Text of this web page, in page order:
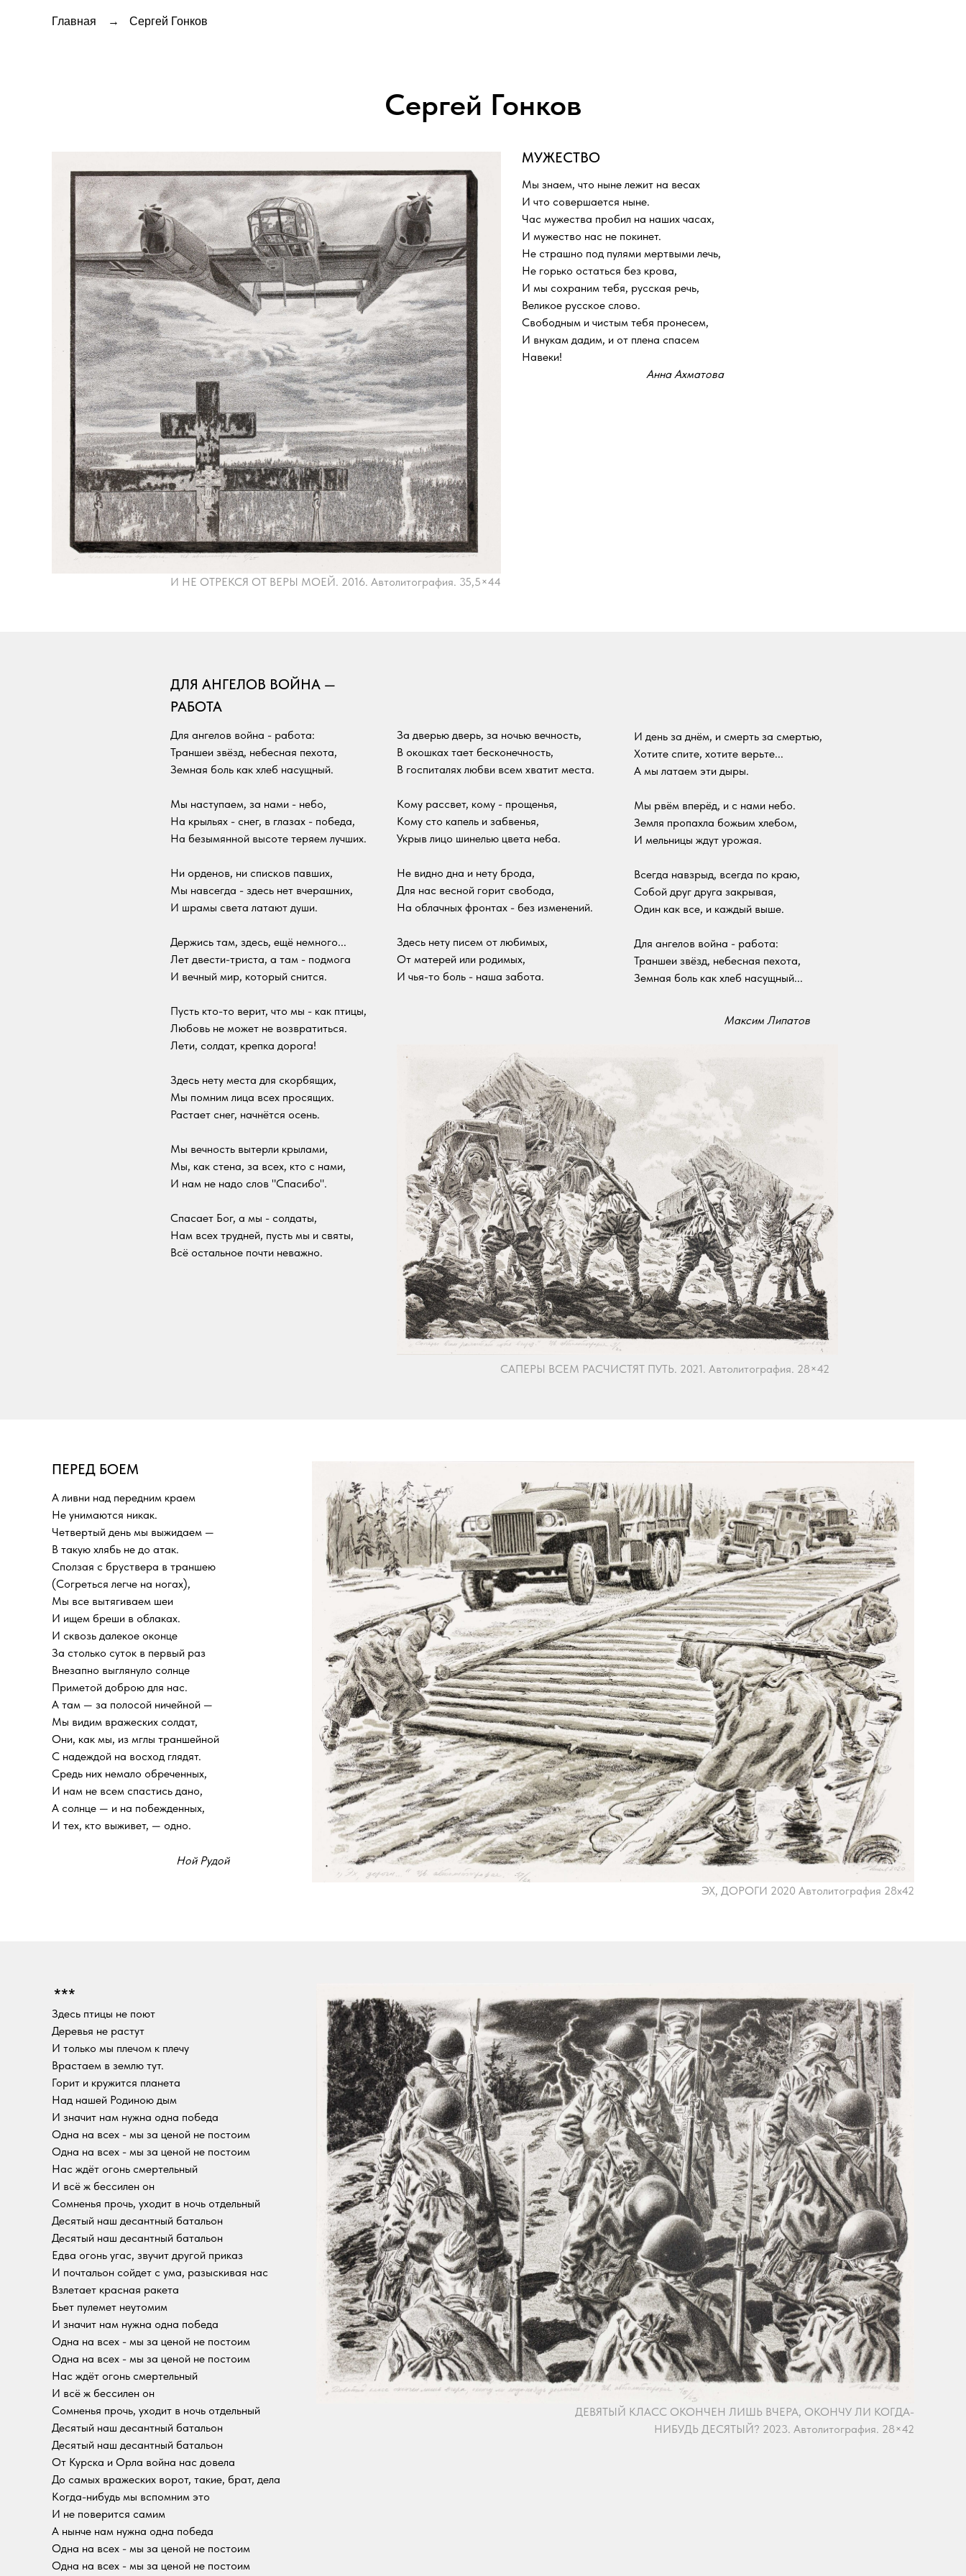
Главная Сергей Гонков
→
Сергей Гонков
Мы знаем, что ныне лежит на весах
И что совершается ныне.
Час мужества пробил на наших часах,
И мужество нас не покинет.
Не страшно под пулями мертвыми лечь,
Не горько остаться без крова,
И мы сохраним тебя, русская речь,
Великое русское слово.
Свободным и чистым тебя пронесем,
И внукам дадим, и от плена спасем
Навеки!
МУЖЕСТВО
Анна Ахматова
И НЕ ОТРЕКСЯ ОТ ВЕРЫ МОЕЙ. 2016. Автолитография. 35,5×44
ДЛЯ АНГЕЛОВ ВОЙНА —
РАБОТА
Для ангелов война - работа:
Траншеи звёзд, небесная пехота,
Земная боль как хлеб насущный.
Мы наступаем, за нами - небо,
На крыльях - снег, в глазах - победа,
На безымянной высоте теряем лучших.
Ни орденов, ни списков павших,
Мы навсегда - здесь нет вчерашних,
И шрамы света латают души.
Держись там, здесь, ещё немного...
Лет двести-триста, а там - подмога
И вечный мир, который снится.
Пусть кто-то верит, что мы - как птицы,
Любовь не может не возвратиться.
Лети, солдат, крепка дорога!
Здесь нету места для скорбящих,
Мы помним лица всех просящих.
Растает снег, начнётся осень.
Мы вечность вытерли крылами,
Мы, как стена, за всех, кто с нами,
И нам не надо слов "Спасибо".
Спасает Бог, а мы - солдаты,
Нам всех трудней, пусть мы и святы,
Всё остальное почти неважно.
За дверью дверь, за ночью вечность,
В окошках тает бесконечность,
В госпиталях любви всем хватит места.
Кому рассвет, кому - прощенья,
Кому сто капель и забвенья,
Укрыв лицо шинелью цвета неба.
Не видно дна и нету брода,
Для нас весной горит свобода,
На облачных фронтах - без изменений.
Здесь нету писем от любимых,
От матерей или родимых,
И чья-то боль - наша забота.
И день за днём, и смерть за смертью,
Хотите спите, хотите верьте...
А мы латаем эти дыры.
Мы рвём вперёд, и с нами небо.
Земля пропахла божьим хлебом,
И мельницы ждут урожая.
Всегда навзрыд, всегда по краю,
Собой друг друга закрывая,
Один как все, и каждый выше.
Для ангелов война - работа:
Траншеи звёзд, небесная пехота,
Земная боль как хлеб насущный...
Максим Липатов
САПЕРЫ ВСЕМ РАСЧИСТЯТ ПУТЬ. 2021. Автолитография. 28×42
ПЕРЕД БОЕМ
А ливни над передним краем
Не унимаются никак.
Четвертый день мы выжидаем —
В такую хлябь не до атак.
Сползая с бруствера в траншею
(Согреться легче на ногах),
Мы все вытягиваем шеи
И ищем бреши в облаках.
И сквозь далекое оконце
За столько суток в первый раз
Внезапно выглянуло солнце
Приметой доброю для нас.
А там — за полосой ничейной —
Мы видим вражеских солдат,
Они, как мы, из мглы траншейной
С надеждой на восход глядят.
Средь них немало обреченных,
И нам не всем спастись дано,
А солнце — и на побежденных,
И тех, кто выживет, — одно.
Ной Рудой
ЭХ, ДОРОГИ 2020 Автолитография 28х42
***
Здесь птицы не поют
Деревья не растут
И только мы плечом к плечу
Врастаем в землю тут.
Горит и кружится планета
Над нашей Родиною дым
И значит нам нужна одна победа
Одна на всех - мы за ценой не постоим
Одна на всех - мы за ценой не постоим
Нас ждёт огонь смертельный
И всё ж бессилен он
Сомненья прочь, уходит в ночь отдельный
Десятый наш десантный батальон
Десятый наш десантный батальон
Едва огонь угас, звучит другой приказ
И почтальон сойдет с ума, разыскивая нас
Взлетает красная ракета
Бьет пулемет неутомим
И значит нам нужна одна победа
Одна на всех - мы за ценой не постоим
Одна на всех - мы за ценой не постоим
Нас ждёт огонь смертельный
И всё ж бессилен он
Сомненья прочь, уходит в ночь отдельный
Десятый наш десантный батальон
Десятый наш десантный батальон
От Курска и Орла война нас довела
До самых вражеских ворот, такие, брат, дела
Когда-нибудь мы вспомним это
И не поверится самим
А нынче нам нужна одна победа
Одна на всех - мы за ценой не постоим
Одна на всех - мы за ценой не постоим
ДЕВЯТЫЙ КЛАСС ОКОНЧЕН ЛИШЬ ВЧЕРА, ОКОНЧУ ЛИ КОГДА-
НИБУДЬ ДЕСЯТЫЙ? 2023. Автолитография. 28×42